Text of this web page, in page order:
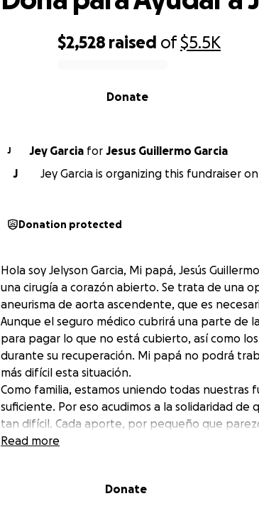
$2,528 raised of$5.5K
Donate
J Jey Garcia for Jesus Guillermo Garcia
J
Jey Garcia is organizing this fundraiser
Donation protected
Hola soy Jelyson Garcia, Mi papá, Jesús
una cirugía a corazón abierto. Se trata de una
aneurisma de aorta ascendente, que es
Aunque el seguro médico cubrirá una parte de
para pagar lo que no está cubierto, así como
durante su recuperación. Mi papá no podrá
más difícil esta situación.
Como familia, estamos uniendo todas nuestras
suficiente. Por eso acudimos a la solidaridad
tan difícil. Cada aporte, por pequeño que
papá pueda salir adelante y enfocarse en su
Read more
Donate